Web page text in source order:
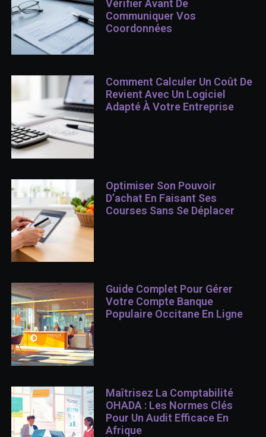
Vérifier Avant De
Communiquer Vos
Coordonnées
Comment Calculer Un Coût De
Revient Avec Un Logiciel
Adapté À Votre Entreprise
Optimiser Son Pouvoir
D’achat En Faisant Ses
Courses Sans Se Déplacer
Guide Complet Pour Gérer
Votre Compte Banque
Populaire Occitane En Ligne
Maîtrisez La Comptabilité
OHADA : Les Normes Clés
Pour Un Audit Efficace En
Afrique